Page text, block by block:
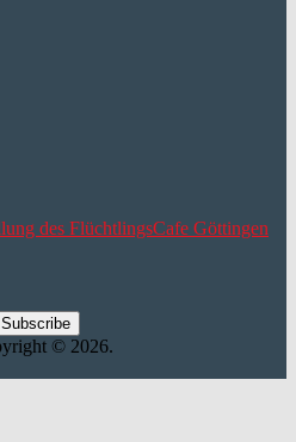
des FlüchtlingsCafe Göttingen
© 2026.